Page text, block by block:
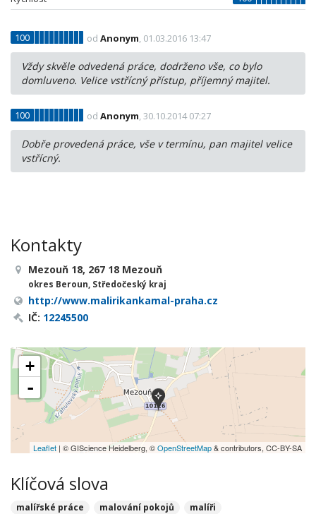
100 od Anonym, 01.03.2016 13:47
Vždy skvěle odvedená práce, dodrženo vše, co bylo
domluveno. Velice vstřícný přístup, příjemný majitel.
100 od Anonym, 30.10.2014 07:27
Dobře provedená práce, vše v termínu, pan majitel velice
vstřícný.
Kontakty
Mezouň 18, 267 18 Mezouň
okres Beroun, Středočeský kraj
http://www.malirikankamal-praha.cz
IČ: 12245500
+
-
Leaflet | © GIScience Heidelberg, ©OpenStreetMap& contributors, CC-BY-SA
Klíčová slova
malířské práce malování pokojů
malíři